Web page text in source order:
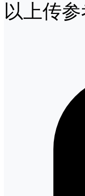
以上传